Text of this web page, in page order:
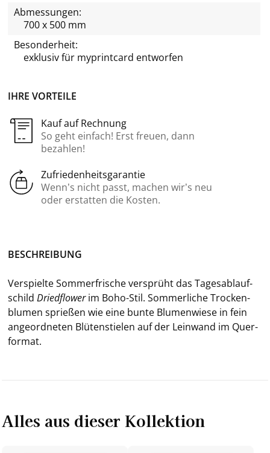
IHRE VORTEILE
Kauf auf Rechnung
So geht einfach! Erst freuen, dann
bezahlen!
Zufriedenheitsgarantie
Wenn’s nicht passt, machen wir’s neu
oder erstatten die Kosten.
Abmessungen:
700 x 500 mm
Besonderheit:
exklusiv für myprintcard entworfen
BE­SCHREI­BUNG
Ver­spiel­te Som­mer­fri­sche ver­sprüht das Ta­ges­ab­lauf­
schild Dried­flowerim Boho-​Stil. Som­mer­li­che Tro­cken­
blu­men sprie­ßen wie eine bunte Blu­men­wie­se in fein
an­ge­ord­ne­ten Blü­ten­stie­len auf der Lein­wand im Quer­
for­mat.
Alles aus dieser Kollektion